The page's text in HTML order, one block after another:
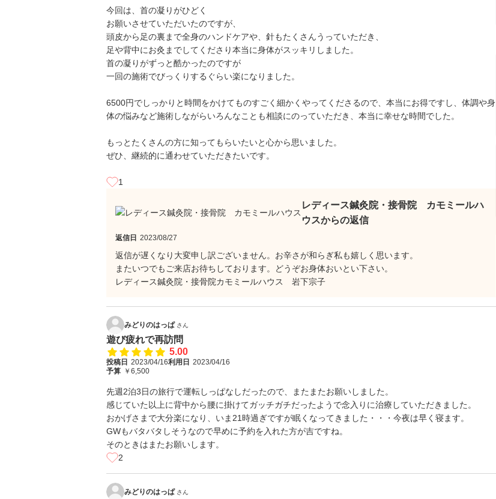
今回は、首の凝りがひどく
お願いさせていただいたのですが、
頭皮から足の裏まで全身のハンドケアや、針もたくさんうっていただき、
足や背中にお灸までしてくださり本当に身体がスッキリしました。
首の凝りがずっと酷かったのですが
一回の施術でびっくりするぐらい楽になりました。
6500円でしっかりと時間をかけてものすごく細かくやってくださるので、本当にお得ですし、体調や身
体の悩みなど施術しながらいろんなことも相談にのっていただき、本当に幸せな時間でした。
もっとたくさんの方に知ってもらいたいと心から思いました。
ぜひ、継続的に通わせていただきたいです。
1
レディース鍼灸院・接骨院 カモミールハ
ウスからの返信
返信日 2023/08/27
返信が遅くなり大変申し訳ございません。お辛さが和らぎ私も嬉しく思います。
またいつでもご来店お待ちしております。どうぞお身体おいとい下さい。
レディース鍼灸院・接骨院カモミールハウス 岩下宗子
みどりのはっぱ さん
遊び疲れで再訪問
5.00
投稿日 2023/04/16利用日 2023/04/16
予算 ￥6,500
先週2泊3日の旅行で運転しっぱなしだったので、またまたお願いしました。
感じていた以上に背中から腰に掛けてガッチガチだったようで念入りに治療していただきました。
おかげさまで大分楽になり、いま21時過ぎですが眠くなってきました・・・今夜は早く寝ます。
GWもバタバタしそうなので早めに予約を入れた方が吉ですね。
そのときはまたお願いします。
2
みどりのはっぱ さん